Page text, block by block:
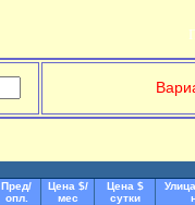
Пред/
опл.
Цена $/
мес
Цена $
сутки